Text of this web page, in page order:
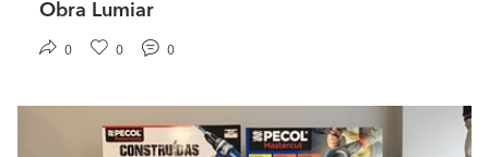
Obra Lumiar
0 0 0